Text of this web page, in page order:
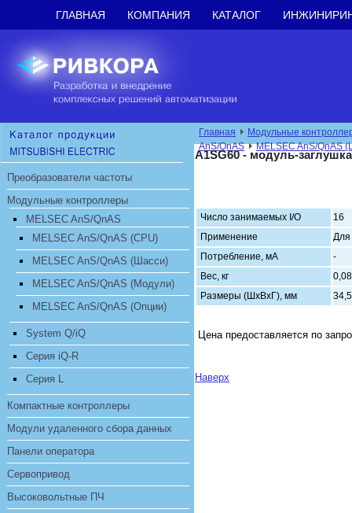
ГЛАВНАЯ КОМПАНИЯ КАТАЛОГ
Преобразователи частоты
Модульные контроллеры
MELSEC AnS/QnAS
MELSEC AnS/QnAS (CPU)
MELSEC AnS/QnAS (Шасси)
MELSEC AnS/QnAS (Модули)
MELSEC AnS/QnAS (Опции)
System Q/iQ
Серия iQ-R
Серия L
Компактные контроллеры
Модули удаленного сбора данных
Панели оператора
Сервопривод
Высоковольтные ПЧ
Главная
Модульные
AnS/QnAS
MELSEC AnS/QnAS
A1SG60 - модуль-заглушка
Число занимаемых I/O
16
Применение
Для
Потребление, мА
Вес, кг
0,08
Размеры (ШхВхГ), мм
Цена предоставляется по
Наверх